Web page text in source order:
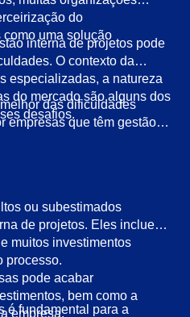
do
uma solução
interna de projetos pode
O contexto da
especializadas, a natureza
do mercado são alguns dos
desafios.
das dificuldades
empresas que têm gestão
ou subestimados
de projetos. Eles incluem
muitos investimentos
processo.
pode acabar
bem como a
empresa.
é fundamental para a